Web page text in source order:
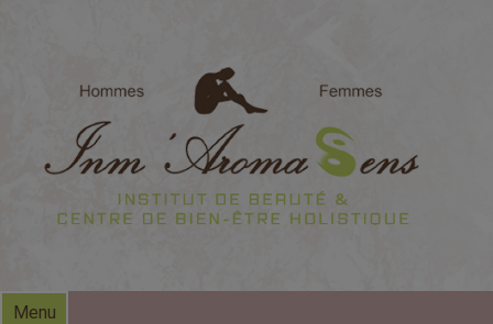
Menu